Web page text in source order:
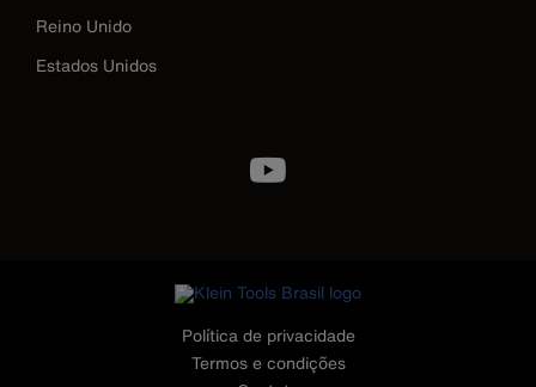
Reino Unido
Estados Unidos
Política de privacidade
Termos e condições